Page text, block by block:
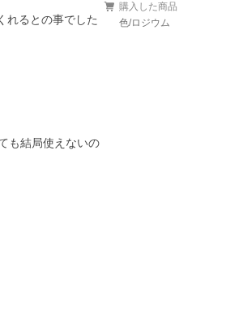
れるとの事でした
も結局使えないの
購入した商品
色/ロジウム